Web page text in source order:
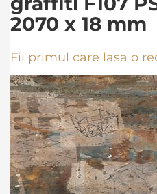
Skip
to
the
end
of
the
images
gallery
2070 x 18 mm
Fii primul care lasa o